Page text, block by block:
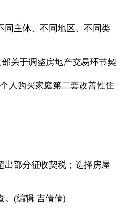
同主体、不同地区、不同类
关于调整房地产交易环节契
人购买家庭第二套改善性住
出部分征收契税；选择房屋
。(编辑 吉倩倩)